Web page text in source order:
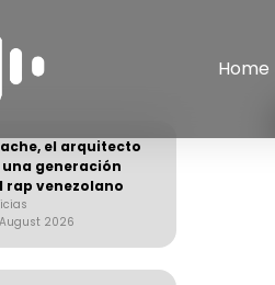
Home
el arquitecto
una generación
rap venezolano
2026